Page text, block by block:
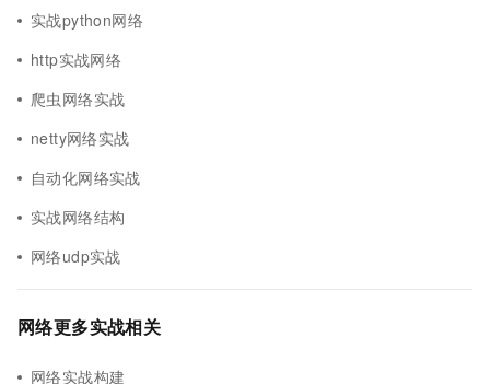
实战python网络
http实战网络
爬虫网络实战
netty网络实战
自动化网络实战
实战网络结构
网络udp实战
网络更多实战相关
网络实战构建